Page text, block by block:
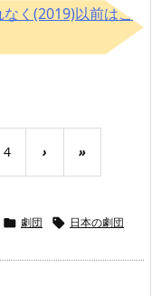
く(2019)以前はこ
4 › »
 劇団  日本の劇団